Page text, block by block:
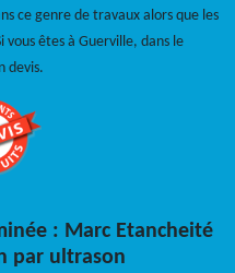
ce genre de travaux alors que les
vous êtes à Guerville, dans le
devis.
: Marc Etancheité
par ultrason